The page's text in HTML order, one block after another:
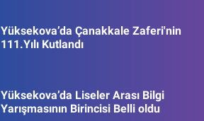
Yüksekova’da Çanakkale Zaferi'nin
111.Yılı Kutlandı
Yüksekova’da Liseler Arası Bilgi
Yarışmasının Birincisi Belli oldu